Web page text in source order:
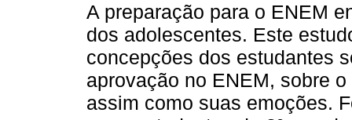
A preparação para o ENEM
dos adolescentes. Este
concepções dos estudantes
aprovação no ENEM, sobre
assim como suas emoções.